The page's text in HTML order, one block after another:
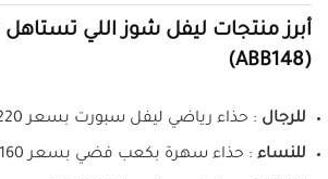
أبرز منتجات ليفل شوز اللي
(ABB148)
للرجال : حذاء رياضي ليفل سبورت بسعر 220 ريال بعد الخصم.
للنساء : حذاء سهرة بكعب فضي بسعر 160 ريال بعد الخصم.